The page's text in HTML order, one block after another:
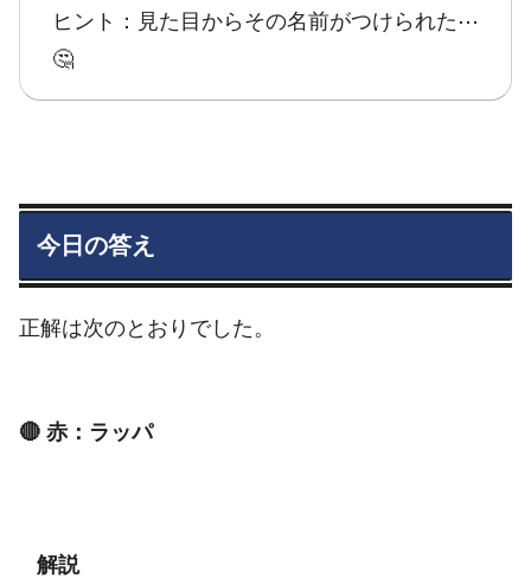
ヒント：見た目からその名前がつけられた⋯
🤔
今日の答え
正解は次のとおりでした。
🔴 赤：ラッパ
解説